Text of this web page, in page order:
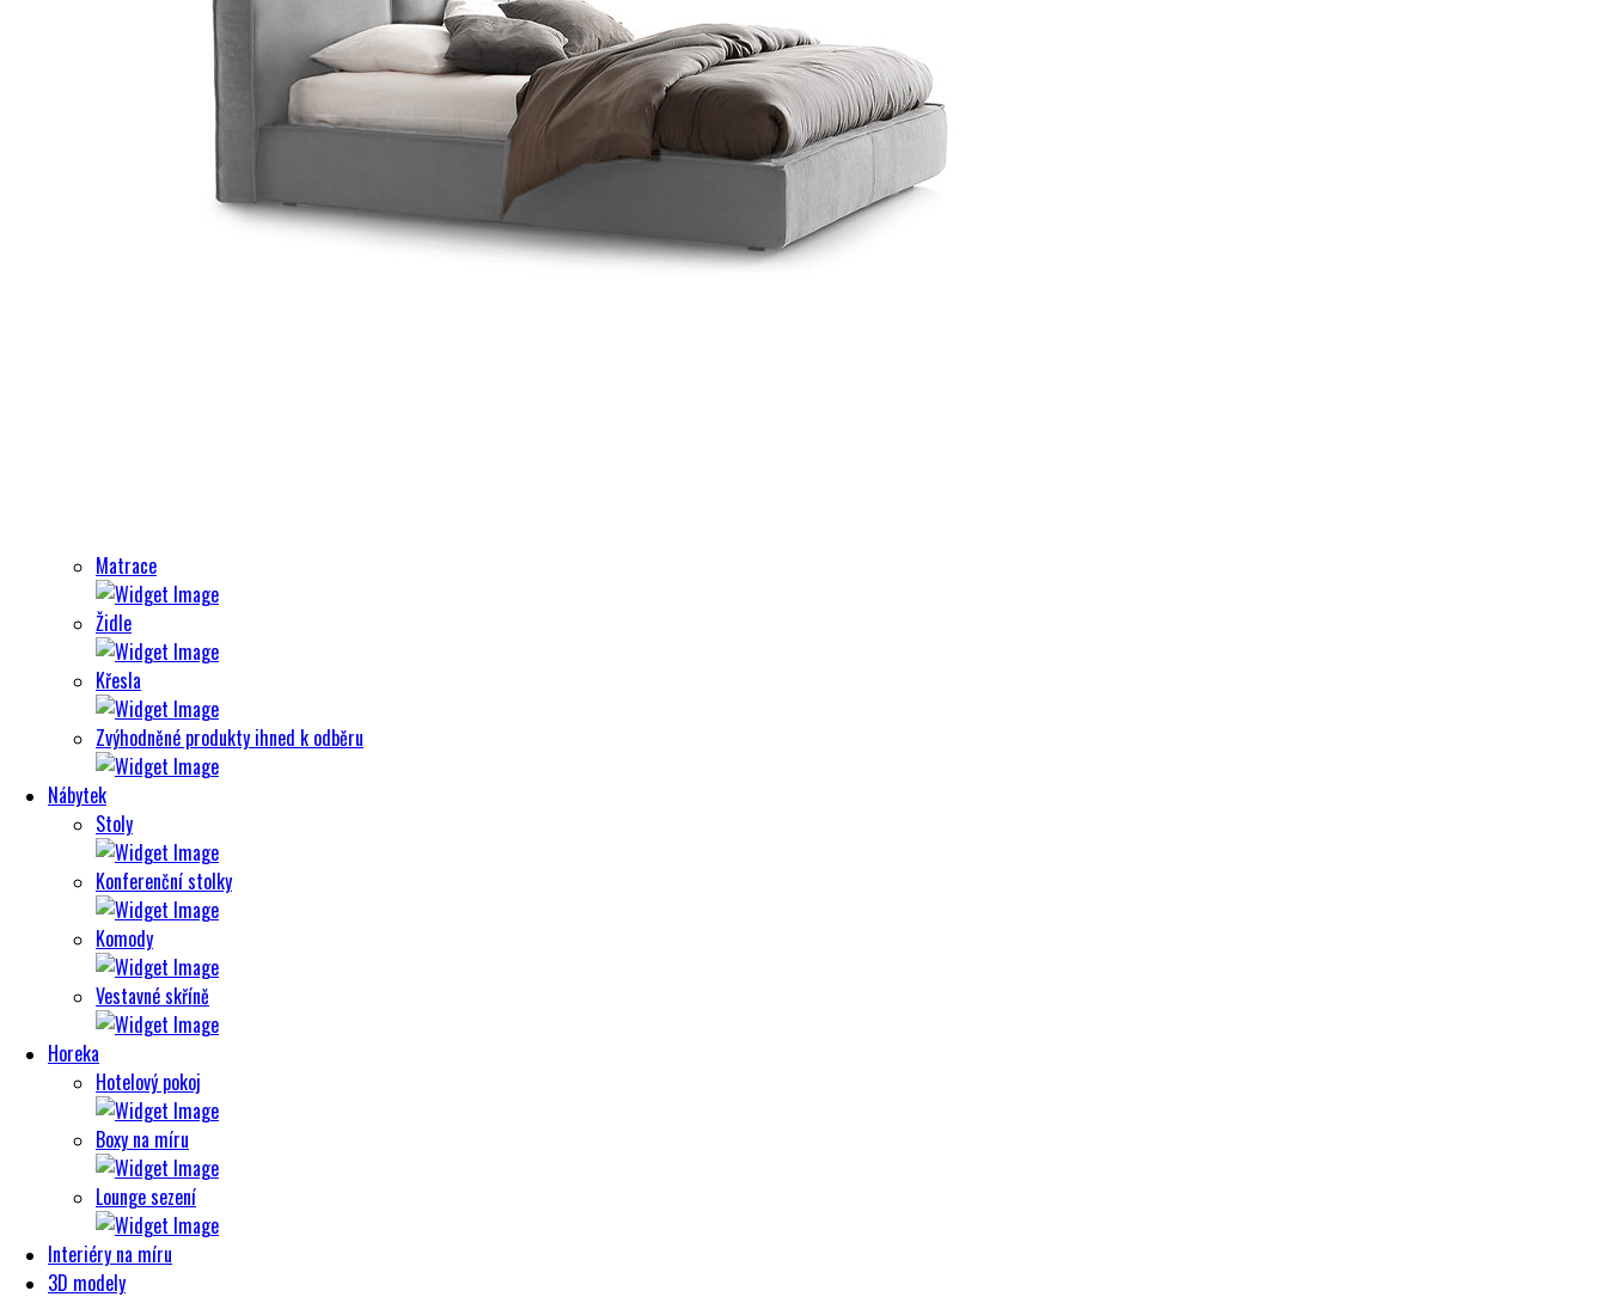
Matrace
Židle
Křesla
Zvýhodněné produkty ihned k odběru
Nábytek
Stoly
Konferenční stolky
Komody
Vestavné skříně
Horeka
Hotelový pokoj
Boxy na míru
Lounge sezení
Interiéry na míru
3D modely